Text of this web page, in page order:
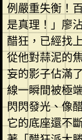
例嚴重失衡！
是真理！」廖
醋狂，已經找
從他對蒜泥的
妄的影子佔滿
線一瞬間被極
閃閃發光、像
它的底座還不